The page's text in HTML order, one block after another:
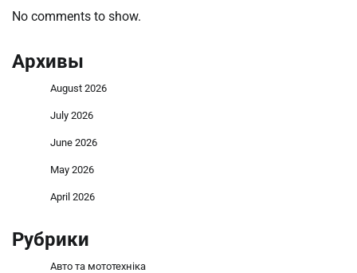
No comments to show.
Архивы
August 2026
July 2026
June 2026
May 2026
April 2026
Рубрики
Авто та мототехніка